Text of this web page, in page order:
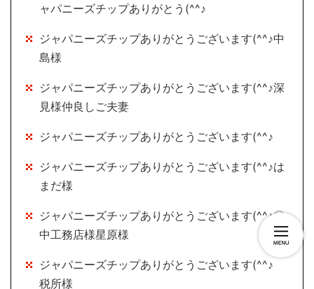
ャパニーズチップありがとう(^^♪
ジャパニーズチップありがとうございます(^^♪中
島様
ジャパニーズチップありがとうございます(^^♪深
見様仲良しご夫妻
ジャパニーズチップありがとうございます(^^♪
ジャパニーズチップありがとうございます(^^♪は
まだ様
ジャパニーズチップありがとうございます(^^♪〇
中工務店様星原様
ジャパニーズチップありがとうございます(^^♪
税所様